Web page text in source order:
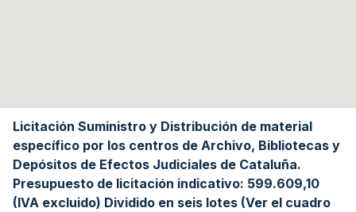
Licitación Suministro y Distribución de material
específico por los centros de Archivo, Bibliotecas y
Depósitos de Efectos Judiciales de Cataluña.
Presupuesto de licitación indicativo: 599.609,10
(IVA excluido) Dividido en seis lotes (Ver el cuadro